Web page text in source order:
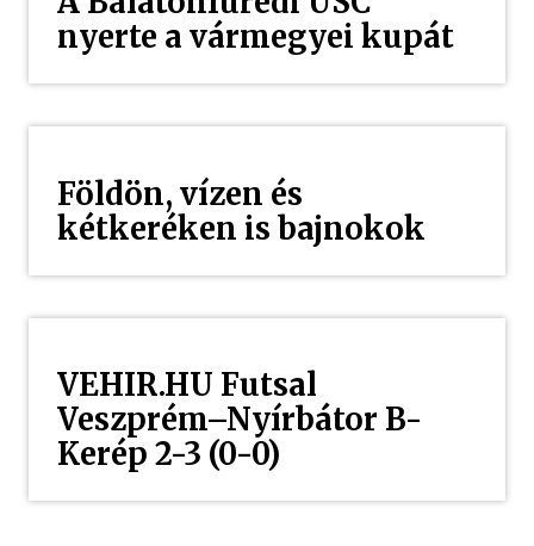
nyerte a vármegyei kupát
Földön, vízen és
kétkeréken is bajnokok
VEHIR.HU Futsal
Veszprém–Nyírbátor B-
Kerép 2-3 (0-0)